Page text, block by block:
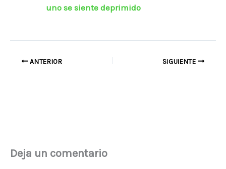
uno se siente deprimido
ANTERIOR SIGUIENTE
Deja un comentario